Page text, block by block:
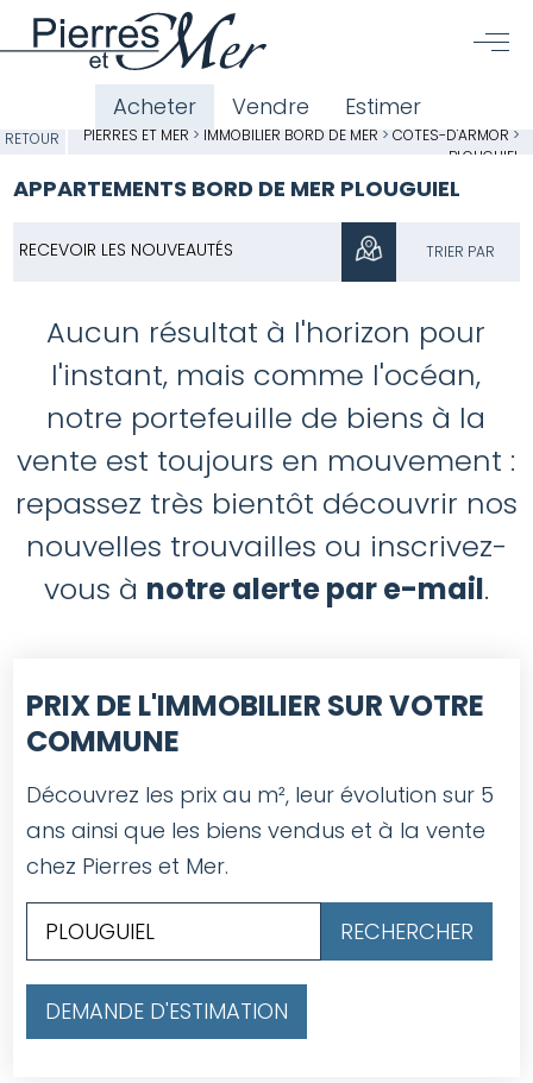
Acheter Vendre Estimer
RETOUR PIERRES ET MER > IMMOBILIER BORD DE MER > CÔTES-D'ARMOR >
PLOUGUIEL
APPARTEMENTS BORD DE MER PLOUGUIEL
TRIER PAR
RECEVOIR LES NOUVEAUTÉS
Aucun résultat à l'horizon pour
l'instant, mais comme l'océan,
notre portefeuille de biens à la
vente est toujours en mouvement :
repassez très bientôt découvrir nos
nouvelles trouvailles ou inscrivez-
vous à notre alerte par e-mail.
PRIX DE L'IMMOBILIER SUR VOTRE
COMMUNE
Découvrez les prix au m², leur évolution sur 5
ans ainsi que les biens vendus et à la vente
chez Pierres et Mer.
DEMANDE D'ESTIMATION